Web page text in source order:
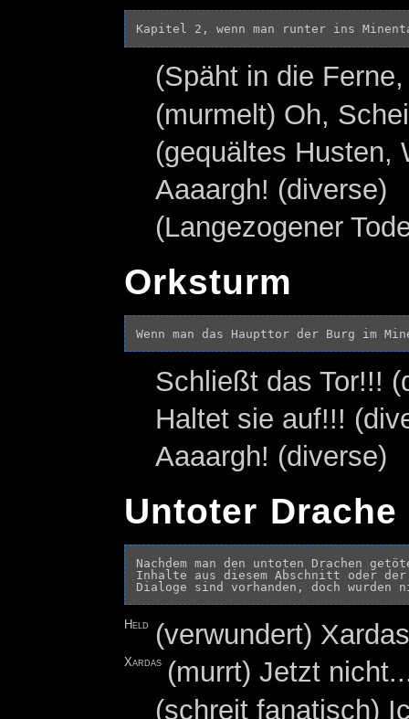
(Späht in die
(murmelt) Oh,
(gequältes Husten,
Aaaargh! (diverse)
(Langezogener
Orksturm
Schließt das Tor!!!
Haltet sie auf!!!
Aaaargh! (diverse)
Untoter
Nachdem man den untoten Drachen
Inhalte aus diesem Abschnitt oder
Held (verwundert)
Xardas (murrt) Jetzt
(schreit fanatisch)